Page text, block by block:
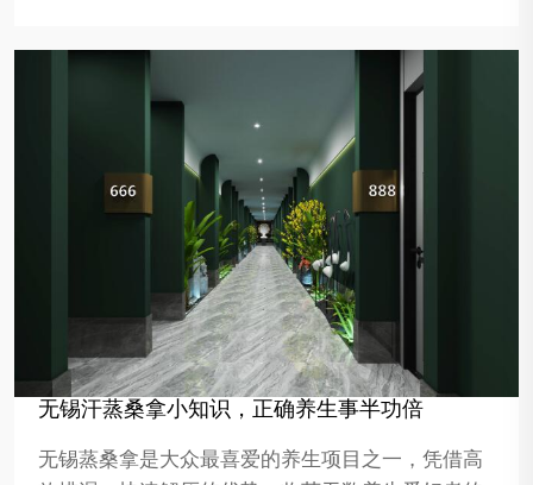
无锡汗蒸桑拿小知识，正确养生事半功倍
无锡蒸桑拿是大众最喜爱的养生项目之一，凭借高